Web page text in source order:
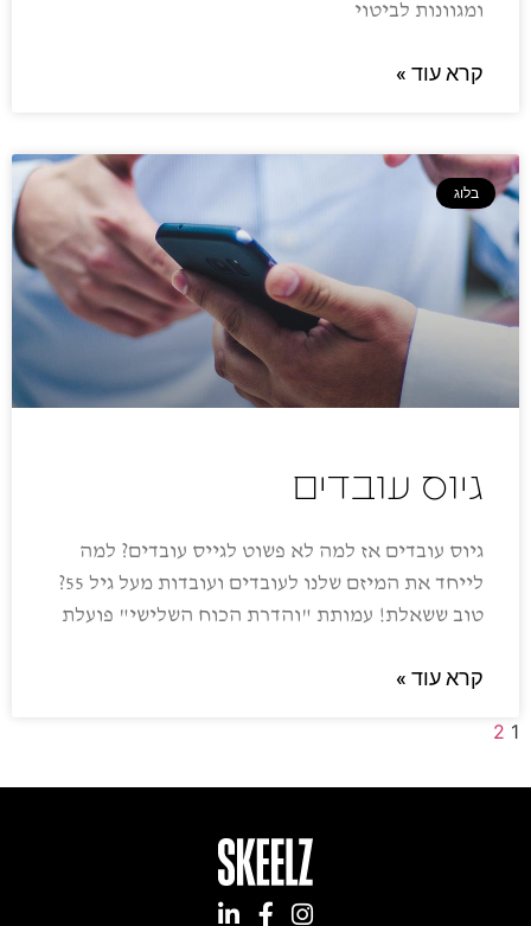
ומגוונות לביטוי
קרא עוד »
בלוג
גיוס עובדים
גיוס עובדים אז למה לא פשוט לגייס עובדים? למה
לייחד את המיזם שלנו לעובדים ועובדות מעל גיל 55?
טוב ששאלת! עמותת "והדרת הכוח השלישי" פועלת
קרא עוד »
1
2